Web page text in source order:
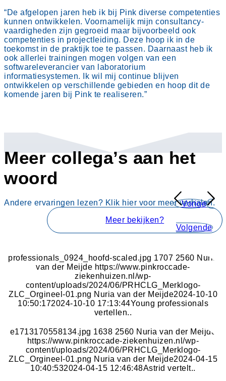
“De afgelopen jaren heb ik bij Pink diverse competenties
kunnen ontwikkelen. Voornamelijk mijn consultancy-
vaardigheden zijn gegroeid maar bijvoorbeeld ook
competenties in projectleiding. Deze hoop ik in de
toekomst in de praktijk toe te passen. Daarnaast heb ik
ook allerlei trainingen mogen volgen van een
softwareleverancier van laboratorium
informatiesystemen. Ik wil mij continue blijven
ontwikkelen op verschillende gebieden en hoop dit de
komende jaren bij Pink te realiseren.”
Meer collega’s aan het
woord
Andere ervaringen lezen? Klik hier voor meer verhalen.
Meer bekijken?
Young professionals vertellen..
professionals_0924_hoofd-scaled.jpg 1707 2560 Nuria
van der Meijde https://www.pinkroccade-
ziekenhuizen.nl/wp-
content/uploads/2024/06/PRHCLG_Merklogo-
ZLC_Orgineel-01.png Nuria van der Meijde2024-10-10
10:50:172024-10-10 17:13:44Young professionals
vertellen..
Astrid vertelt..
https://www.pinkroccade-ziekenhuizen.nl/wp-
e1713170558134.jpg 1638 2560 Nuria van der Meijde
https://www.pinkroccade-ziekenhuizen.nl/wp-
content/uploads/2024/06/PRHCLG_Merklogo-
ZLC_Orgineel-01.png Nuria van der Meijde2024-04-15
10:40:532024-04-15 12:46:48Astrid vertelt..
Margo vertelt..
https://www.pinkroccade-ziekenhuizen.nl/wp-
Vorige
Volgende